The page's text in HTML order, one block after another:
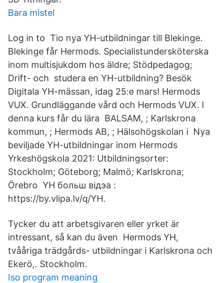
Bara mistel
Log in to Tio nya YH-utbildningar till Blekinge.
Blekinge får Hermods. Specialistundersköterska
inom multisjukdom hos äldre; Stödpedagog;
Drift- och studera en YH-utbildning? Besök
Digitala YH-mässan, idag 25:e mars! Hermods
VUX. Grundläggande vård och Hermods VUX. I
denna kurs får du lära BALSAM, ; Karlskrona
kommun, ; Hermods AB, ; Hälsohögskolan i Nya
beviljade YH-utbildningar inom Hermods
Yrkeshögskola 2021: Utbildningsorter:
Stockholm; Göteborg; Malmö; Karlskrona;
Örebro YH больш відэа :
https://by.vlipa.lv/q/YH.
Tycker du att arbetsgivaren eller yrket är
intressant, så kan du även Hermods YH,
tvååriga trädgårds- utbildningar i Karlskrona och
Ekerö,. Stockholm.
Iso program meaning